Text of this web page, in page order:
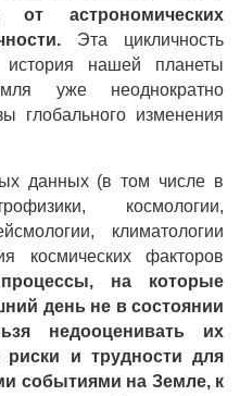
от астрономических
Эта цикличность
история нашей планеты
уже неоднократно
глобального изменения
данных (в том числе в
космологии,
климатологии
космических факторов
на которые
день не в состоянии
недооценивать их
риски и трудности для
событиями на Земле, к